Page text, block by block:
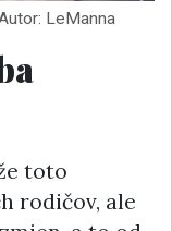
LeManna
toto
rodičov, ale